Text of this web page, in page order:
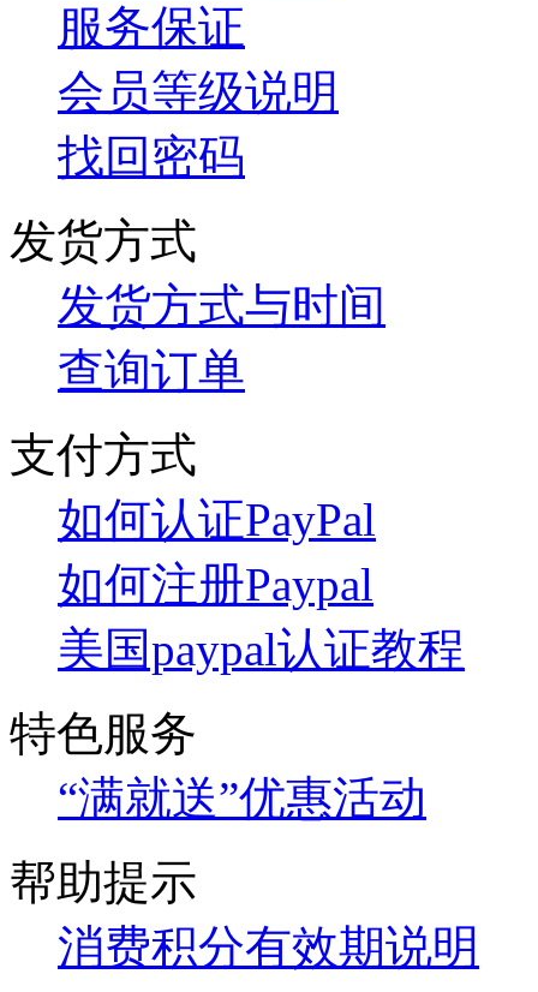
服务保证
会员等级说明
找回密码
发货方式
发货方式与时间
查询订单
支付方式
如何认证PayPal
如何注册Paypal
美国paypal认证教程
特色服务
“满就送”优惠活动
帮助提示
消费积分有效期说明